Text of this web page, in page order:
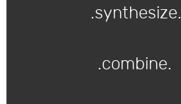
.synthesize.
.combine.